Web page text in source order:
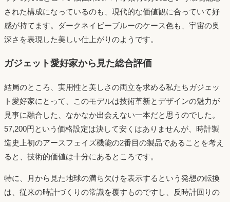
された構成になっているのも、現代的な価値観に合っていて好
感が持てます。ダークネイビーブルーのケース色も、宇宙の奥
深さを表現した美しい仕上がりのようです。
ガジェット愛好家から見た総合評価
結局のところ、実用性と美しさの両立を求める私たちガジェッ
ト愛好家にとって、このモデルは技術革新とデザインの魅力が
見事に融合した、なかなか出会えない一本だと思うのでした。
57,200円という価格設定は決して安くはありませんが、時計製
造史上初のアースフェイズ機能の2番目の製品であることを考え
ると、技術的価値は十分にあるところです。
特に、月から見た地球の満ち欠けを表示するという発想の転換
は、従来の時計づくりの常識を覆すものですし、反時計回りの